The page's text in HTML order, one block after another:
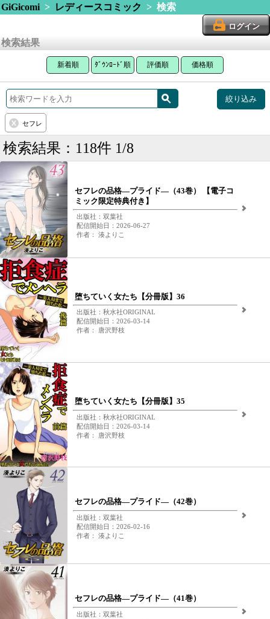
GiGicomi> レディースコミック > 検索
ログイン
検索結果
新着順 ﾀﾞｳﾝﾛｰﾄﾞ順 評価順 価格順
絞り込み
セフレ
検索結果：118件 1/8
セフレの品格―プライド―（43巻） 【電子コ
ミック限定特典付き】
出版社：双葉社
配信開始日：2026-06-27
作者： 湊よりこ
堕ちていく女たち【分冊版】36
出版社：秋水社ORIGINAL
配信開始日：2026-03-14
作者： 唐沢野枝
堕ちていく女たち【分冊版】35
出版社：秋水社ORIGINAL
配信開始日：2026-03-14
作者： 唐沢野枝
セフレの品格―プライド―（42巻）
出版社：双葉社
配信開始日：2026-02-16
作者： 湊よりこ
セフレの品格―プライド―（41巻）
出版社：双葉社